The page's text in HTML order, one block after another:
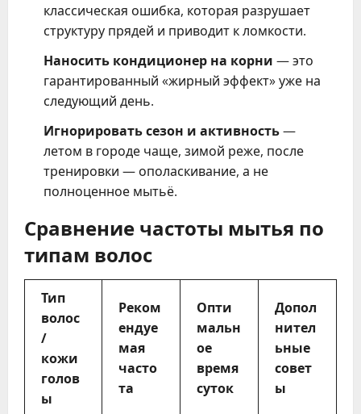
классическая ошибка, которая разрушает
структуру прядей и приводит к ломкости.
Наносить кондиционер на корни — это
гарантированный «жирный эффект» уже на
следующий день.
Игнорировать сезон и активность—
летом в городе чаще, зимой реже, после
тренировки — ополаскивание, а не
полноценное мытьё.
Сравнение частоты мытья по
типам волос
Тип
волос
/
кожи
голов
ы
Реком
ендуе
мая
часто
та
Опти
мальн
ое
время
суток
Допол
нител
ьные
совет
ы